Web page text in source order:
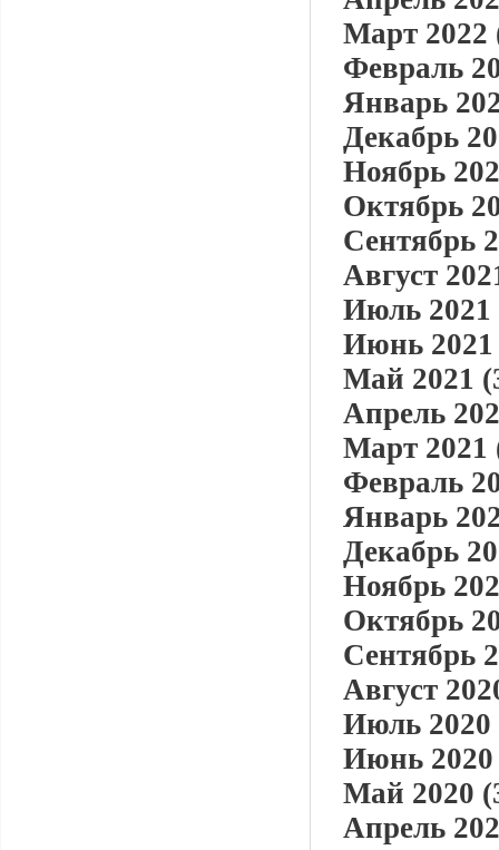
Март 2022
Февраль
Январь
Декабрь
Ноябрь
Октябрь
Сентябрь
Август
Июль 2021
Июнь 2021
Май 2021
Апрель
Март 2021
Февраль
Январь
Декабрь
Ноябрь
Октябрь
Сентябрь
Август
Июль 2020
Июнь 2020
Май 2020
Апрель